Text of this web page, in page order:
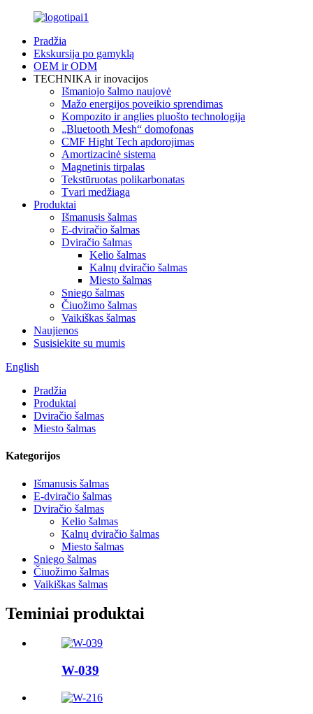
Pradžia
Ekskursija po gamyklą
OEM ir ODM
TECHNIKA ir inovacijos
Išmaniojo šalmo naujovė
Mažo energijos poveikio sprendimas
Kompozito ir anglies pluošto technologija
„Bluetooth Mesh“ domofonas
CMF Hight Tech apdorojimas
Amortizacinė sistema
Magnetinis tirpalas
Tekstūruotas polikarbonatas
Tvari medžiaga
Produktai
Išmanusis šalmas
E-dviračio šalmas
Dviračio šalmas
Kelio šalmas
Kalnų dviračio šalmas
Miesto šalmas
Sniego šalmas
Čiuožimo šalmas
Vaikiškas šalmas
Naujienos
Susisiekite su mumis
English
Pradžia
Produktai
Dviračio šalmas
Miesto šalmas
Kategorijos
Išmanusis šalmas
E-dviračio šalmas
Dviračio šalmas
Kelio šalmas
Kalnų dviračio šalmas
Miesto šalmas
Sniego šalmas
Čiuožimo šalmas
Vaikiškas šalmas
Teminiai produktai
W-039